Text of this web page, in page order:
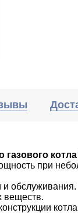
котла
при
и обслуживания.
веществ.